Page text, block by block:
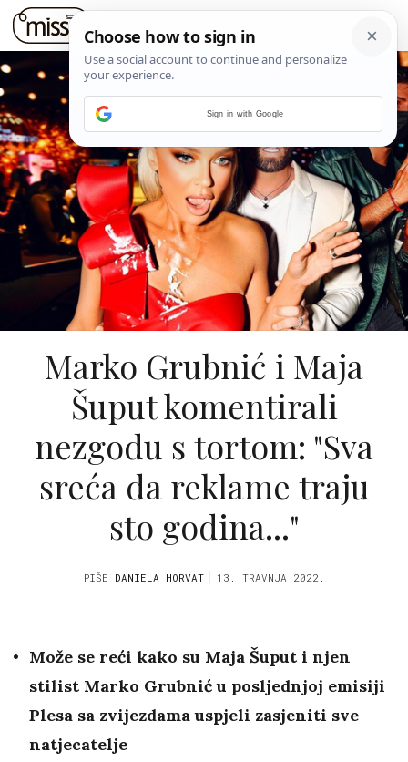
Marko Grubnić i Maja
Šuput komentirali
nezgodu s tortom: "Sva
sreća da reklame traju
sto godina..."
PIŠE DANIELA HORVAT 13. TRAVNJA 2022.
Može se reći kako su Maja Šuput i njen
stilist Marko Grubnić u posljednjoj emisiji
Plesa sa zvijezdama uspjeli zasjeniti sve
natjecatelje
Sign in with Google